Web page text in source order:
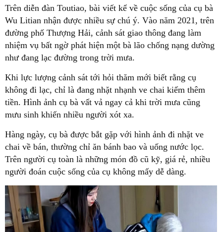
Trên diễn đàn Toutiao, bài viết kể về cuộc sống của cụ bà
Wu Litian nhận được nhiều sự chú ý. Vào năm 2021, trên
đường phố Thượng Hải, cảnh sát giao thông đang làm
nhiệm vụ bất ngờ phát hiện một bà lão chống nạng dường
như đang lạc đường trong trời mưa.
Khi lực lượng cảnh sát tới hỏi thăm mới biết rằng cụ
không đi lạc, chỉ là đang nhặt nhạnh ve chai kiếm thêm
tiền. Hình ảnh cụ bà vất vả ngay cả khi trời mưa cũng
mưu sinh khiến nhiều người xót xa.
Hàng ngày, cụ bà được bắt gặp với hình ảnh đi nhặt ve
chai về bán, thường chỉ ăn bánh bao và uống nước lọc.
Trên người cụ toàn là những món đồ cũ kỹ, giá rẻ, nhiều
người đoán cuộc sống của cụ không mấy dễ dàng.